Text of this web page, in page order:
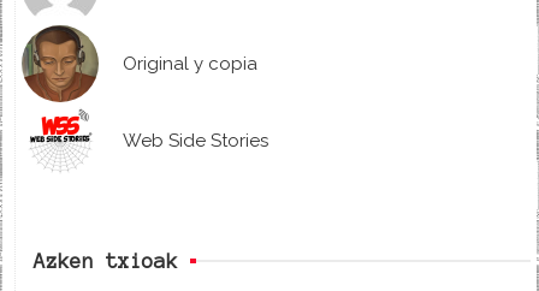
Original y copia
Web Side Stories
Azken txioak